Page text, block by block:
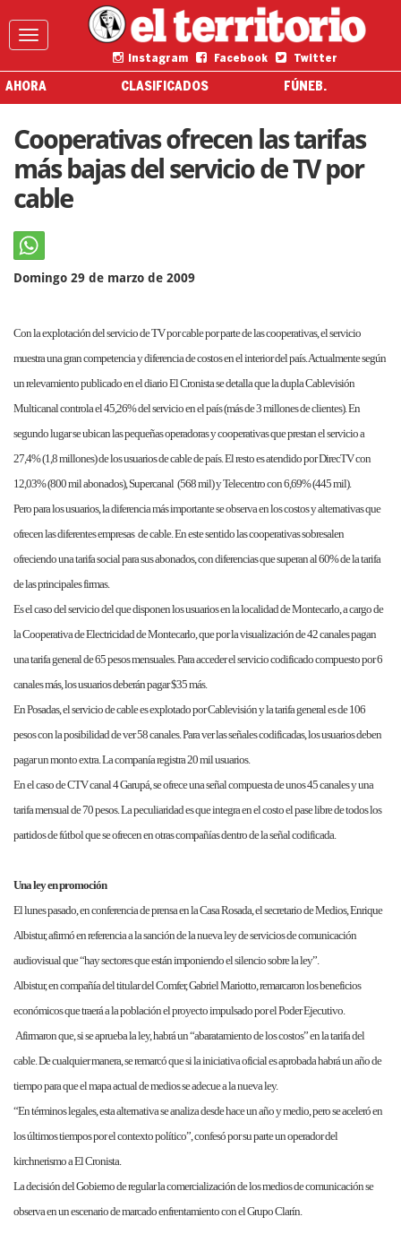
Instagram Facebook Twitter
AHORA CLASIFICADOS FÚNEB.
Cooperativas ofrecen las tarifas
más bajas del servicio de TV por
cable
Domingo 29 de marzo de 2009
Con la explotación del servicio de TV por cable por parte de las cooperativas, el servicio
muestra una gran competencia y diferencia de costos en el interior del país. Actualmente según
un relevamiento publicado en el diario El Cronista se detalla que la dupla Cablevisión
Multicanal controla el 45,26% del servicio en el país (más de 3 millones de clientes). En
segundo lugar se ubican las pequeñas operadoras y cooperativas que prestan el servicio a
27,4% (1,8 millones) de los usuarios de cable de país. El resto es atendido por DirecTV con
12,03% (800 mil abonados), Supercanal (568 mil) y Telecentro con 6,69% (445 mil).
Pero para los usuarios, la diferencia más importante se observa en los costos y alternativas que
ofrecen las diferentes empresas de cable. En este sentido las cooperativas sobresalen
ofreciendo una tarifa social para sus abonados, con diferencias que superan al 60% de la tarifa
de las principales firmas.
Es el caso del servicio del que disponen los usuarios en la localidad de Montecarlo, a cargo de
la Cooperativa de Electricidad de Montecarlo, que por la visualización de 42 canales pagan
una tarifa general de 65 pesos mensuales. Para acceder el servicio codificado compuesto por 6
canales más, los usuarios deberán pagar $35 más.
En Posadas, el servicio de cable es explotado por Cablevisión y la tarifa general es de 106
pesos con la posibilidad de ver 58 canales. Para ver las señales codificadas, los usuarios deben
pagar un monto extra. La companía registra 20 mil usuarios.
En el caso de CTV canal 4 Garupá, se ofrece una señal compuesta de unos 45 canales y una
tarifa mensual de 70 pesos. La peculiaridad es que integra en el costo el pase libre de todos los
partidos de fútbol que se ofrecen en otras compañías dentro de la señal codificada.
Una ley en promoción
El lunes pasado, en conferencia de prensa en la Casa Rosada, el secretario de Medios, Enrique
Albistur, afirmó en referencia a la sanción de la nueva ley de servicios de comunicación
audiovisual que “hay sectores que están imponiendo el silencio sobre la ley”.
Albistur, en compañía del titular del Comfer, Gabriel Mariotto, remarcaron los beneficios
económicos que traerá a la población el proyecto impulsado por el Poder Ejecutivo.
Afirmaron que, si se aprueba la ley, habrá un “abaratamiento de los costos” en la tarifa del
cable. De cualquier manera, se remarcó que si la iniciativa oficial es aprobada habrá un año de
tiempo para que el mapa actual de medios se adecue a la nueva ley.
“En términos legales, esta alternativa se analiza desde hace un año y medio, pero se aceleró en
los últimos tiempos por el contexto político”, confesó por su parte un operador del
kirchnerismo a El Cronista.
La decisión del Gobierno de regular la comercialización de los medios de comunicación se
observa en un escenario de marcado enfrentamiento con el Grupo Clarín.